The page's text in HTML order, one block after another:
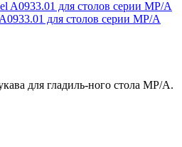
для столов серии MP/A
для гладиль-ного стола MP/A.